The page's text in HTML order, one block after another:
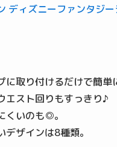
ディズニーファンタジ
に取り付けるだけで簡単
エスト回りもすっきり♪
くいのも◎。
ザインは8種類。